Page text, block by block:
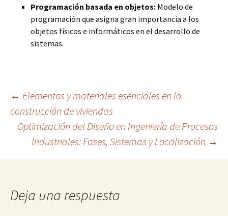
Programación basada en objetos: Modelo de
programación que asigna gran importancia a los
objetos físicos e informáticos en el desarrollo de
sistemas.
Navegación
de
entradas
← Elementos y materiales esenciales en la
construcción de viviendas
Optimización del Diseño en Ingeniería de Procesos
Industriales: Fases, Sistemas y Localización →
Deja una respuesta